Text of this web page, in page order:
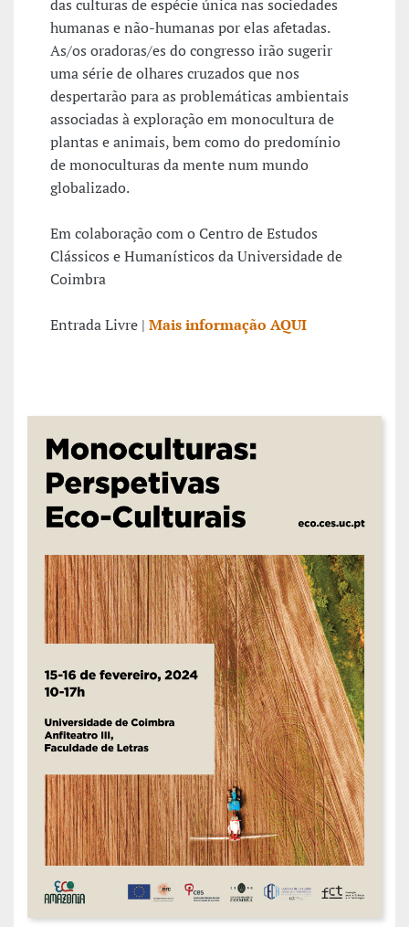
das culturas de espécie única nas sociedades
humanas e não-humanas por elas afetadas.
As/os oradoras/es do congresso irão sugerir
uma série de olhares cruzados que nos
despertarão para as problemáticas ambientais
associadas à exploração em monocultura de
plantas e animais, bem como do predomínio
de monoculturas da mente num mundo
globalizado.
Em colaboração com o Centro de Estudos
Clássicos e Humanísticos da Universidade de
Coimbra
Entrada Livre | Mais informação AQUI